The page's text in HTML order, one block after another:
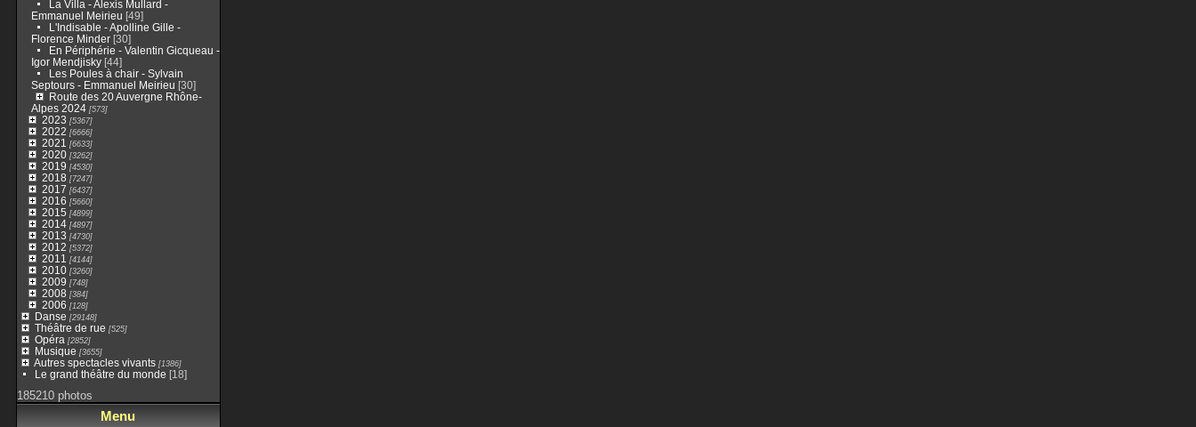
La Villa - Alexis Mullard -
Emmanuel Meirieu [49]
L'Indisable - Apolline Gille -
Florence Minder[30]
En Périphérie - Valentin Gicqueau -
Igor Mendjisky[44]
Les Poules à chair - Sylvain
Septours - Emmanuel Meirieu [30]
Route des 20 Auvergne Rhône-
Alpes 2024[573]
2023 [5367]
2022 [6666]
2021 [6633]
2020[3262]
2019 [4530]
2018 [7247]
2017 [6437]
2016 [5660]
2015 [4899]
2014[4897]
2013 [4730]
2012 [5372]
2011 [4144]
2010[3260]
2009 [748]
2008 [384]
2006 [128]
Danse [29148]
Théâtre de rue [525]
Opéra [2852]
Musique [3655]
Autres spectacles vivants[1386]
Le grand théâtre du monde [18]
185210 photos
Menu